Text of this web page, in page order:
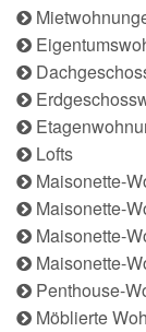
Lofts
Maisonette-
Maisonette-
Maisonette-
Maisonette-
Penthouse-
Möblierte